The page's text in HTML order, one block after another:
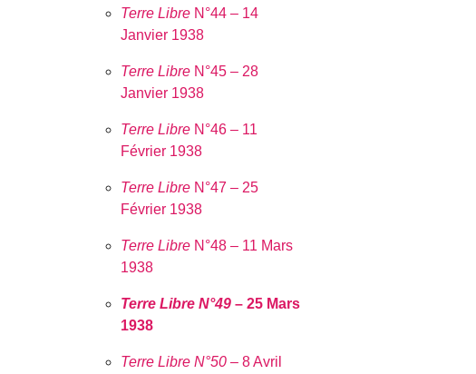
Terre Libre N°44 – 14
Janvier 1938
Terre Libre N°45 – 28
Janvier 1938
Terre Libre N°46 – 11
Février 1938
Terre Libre N°47 – 25
Février 1938
Terre Libre N°48 – 11 Mars
1938
Terre Libre N°49 – 25 Mars
1938
Terre Libre N°50 – 8 Avril